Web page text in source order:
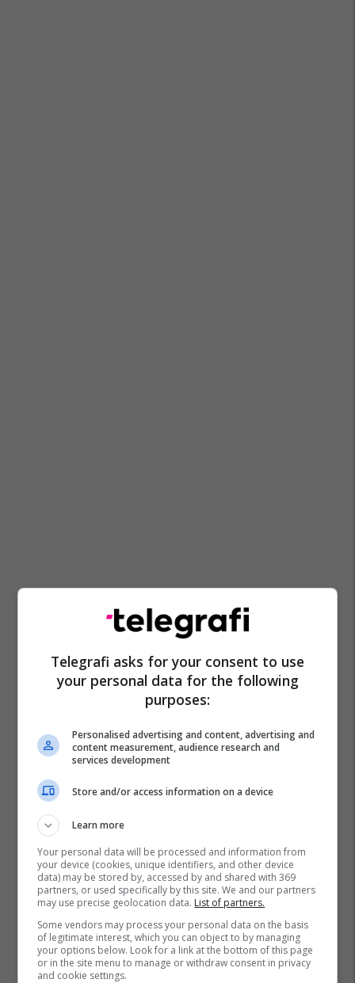
Ndërtimet Pa Leje - Mk Eshs - Mk
Telegrafi asks for your consent to use
your personal data for the following
purposes:
Personalised advertising and content, advertising and
content measurement, audience research and
services development
Store and/or access information on a device
Learn more
Your personal data will be processed and information from
your device (cookies, unique identifiers, and other device
data) may be stored by, accessed by and shared with 369
partners, or used specifically by this site. We and our partners
may use precise geolocation data. List of partners.
Some vendors may process your personal data on the basis
of legitimate interest, which you can object to by managing
your options below. Look for a link at the bottom of this page
or in the site menu to manage or withdraw consent in privacy
and cookie settings.